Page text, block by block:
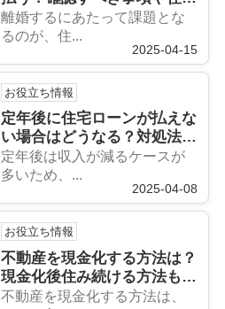
続ける方法も解説
離婚するにあたって課題とな
るのが、住...
2025-04-15
お役立ち情報
定年後に住宅ローンが払えな
い場合はどうなる？対処法を
解説
定年後は収入が減るケースが
多いため、...
2025-04-08
お役立ち情報
不動産を現金化する方法は？
現金化後住み続ける方法も解
説
不動産を現金化する方法は、